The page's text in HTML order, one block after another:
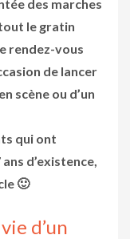
des marches
le gratin
rendez-vous
de lancer
scène ou d’un
qui ont
d’existence,
🙂
d’un